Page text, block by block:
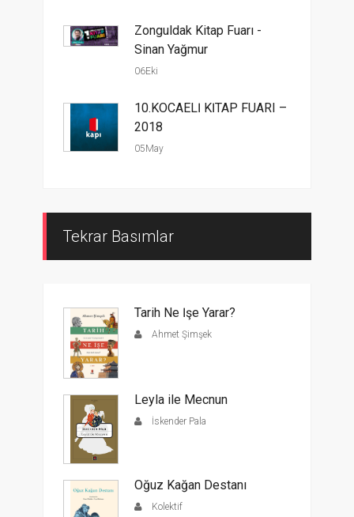
Zonguldak Kitap Fuarı -
Sinan Yağmur
06Eki
10.KOCAELİ KİTAP FUARI –
2018
05May
Tekrar Basımlar
Tarih Ne İşe Yarar?
Ahmet Şimşek
Leyla ile Mecnun
İskender Pala
Oğuz Kağan Destanı
Kolektif